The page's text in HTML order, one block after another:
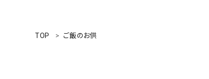
TOP ご飯のお供